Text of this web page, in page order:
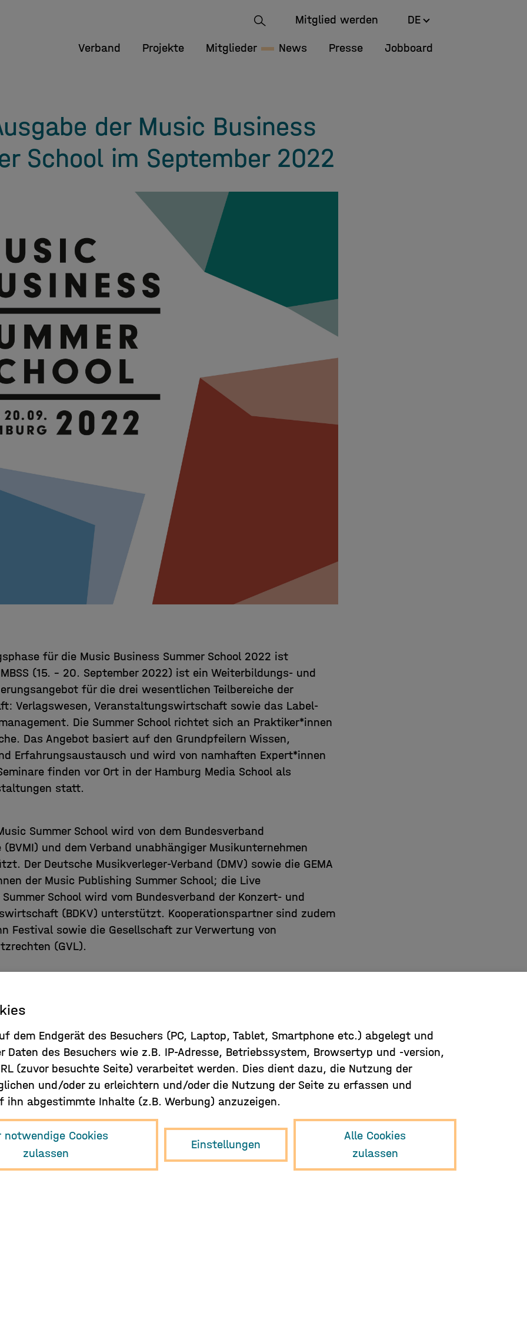
Mitglied werden DE
Verband Projekte Mitglieder News Presse Jobboard
der Music Business
School im September 2022
für die Music Business Summer School 2022 ist
(15. – 20. September 2022) ist ein Weiterbildungs- und
für die drei wesentlichen Teilbereiche der
Verlagswesen, Veranstaltungswirtschaft sowie das Label-
Die Summer School richtet sich an Praktiker*innen
Das Angebot basiert auf den Grundpfeilern Wissen,
Erfahrungsaustausch und wird von namhaften Expert*innen
finden vor Ort in der Hamburg Media School als
statt.
Summer School wird von dem Bundesverband
und dem Verband unabhängiger Musikunternehmen
Der Deutsche Musikverleger-Verband (DMV) sowie die GEMA
der Music Publishing Summer School; die Live
School wird vom Bundesverband der Konzert- und
(BDKV) unterstützt. Kooperationspartner sind zudem
Festival sowie die Gesellschaft zur Verwertung von
(GVL).
Melden Sie sich für den Newsletter an.
Hier Anmelden
dem Endgerät des Besuchers (PC, Laptop, Tablet, Smartphone etc.) abgelegt und
des Besuchers wie z.B. IP-Adresse, Betriebssystem, Browsertyp und -version,
(zuvor besuchte Seite) verarbeitet werden. Dies dient dazu, die Nutzung der
und/oder zu erleichtern und/oder die Nutzung der Seite zu erfassen und
abgestimmte Inhalte (z.B. Werbung) anzuzeigen.
notwendige Cookies
zulassen
Einstellungen
Alle Cookies
zulassen